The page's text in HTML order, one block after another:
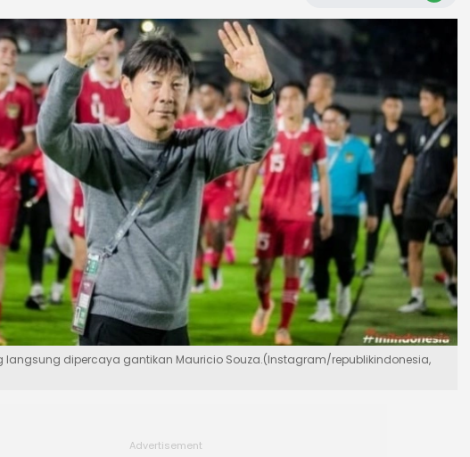
langsung dipercaya gantikan Mauricio Souza.(Instagram/republikindonesia,